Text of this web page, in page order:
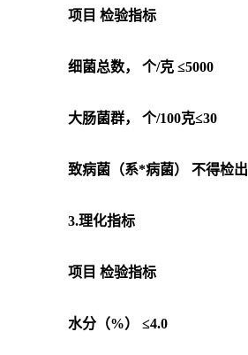
项目 检验指标
细菌总数， 个/克 ≤5000
大肠菌群， 个/100克≤30
致病菌（系*病菌） 不得检出
3.理化指标
项目 检验指标
水分（%） ≤4.0